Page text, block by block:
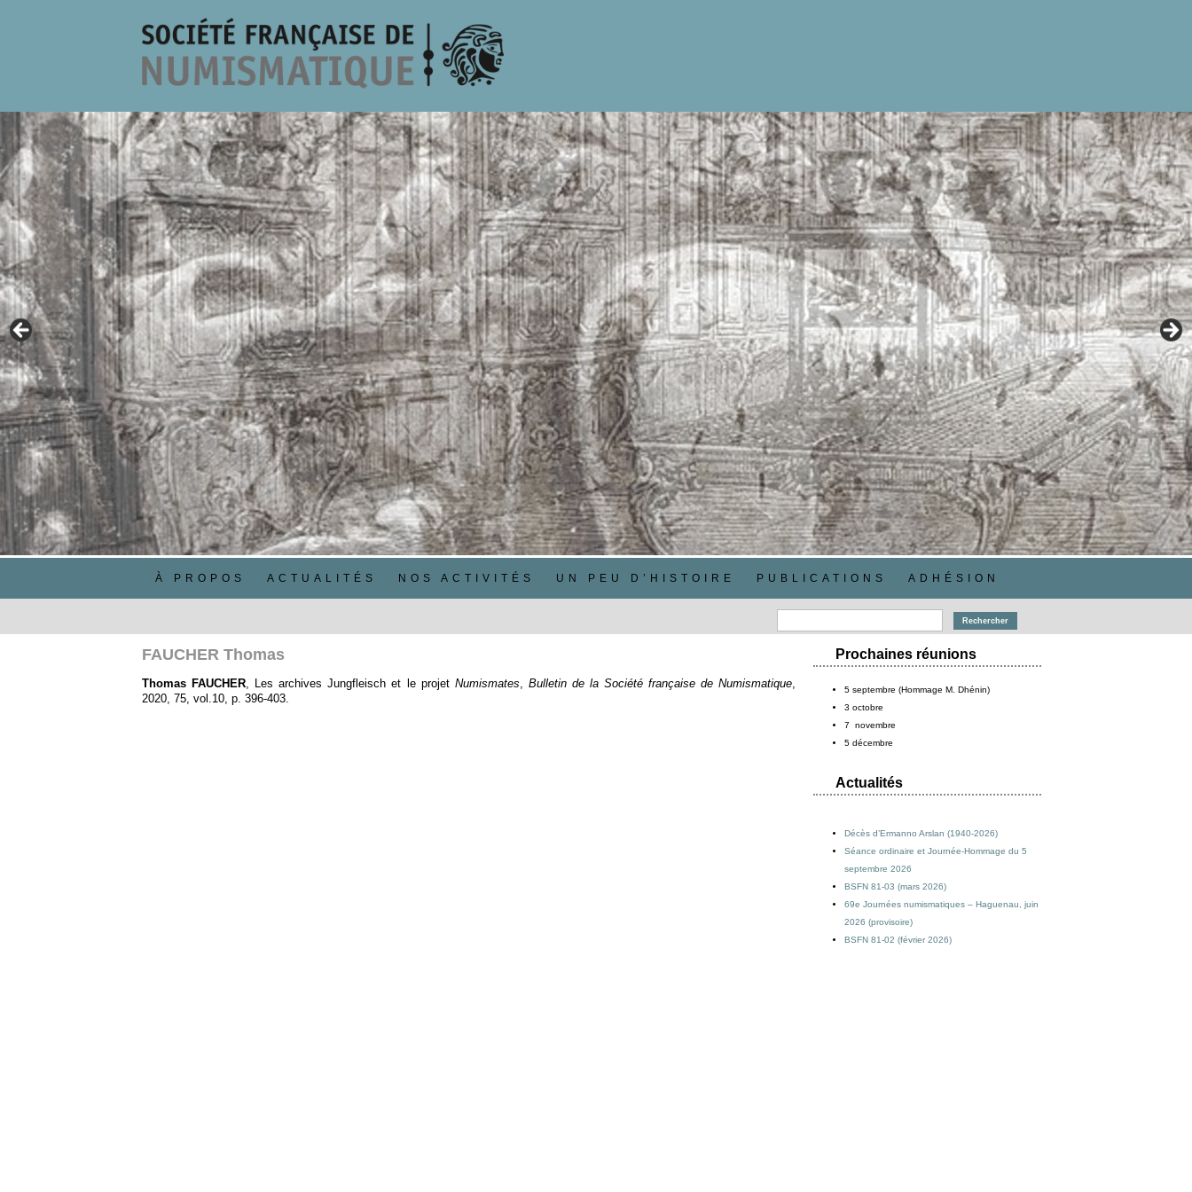
À PROPOS ACTUALITÉS NOS ACTIVITÉS UN PEU D’HISTOIRE PUBLICATIONS ADHÉSION
FAUCHER Thomas
Thomas FAUCHER, Les archives Jungfleisch et le projet Numismates, Bulletin de la Société française de Numismatique,
2020, 75, vol.10, p. 396‑403.
Prochaines réunions
5 septembre (Hommage M. Dhénin)
3 octobre
7 novembre
5 décembre
Actualités
Décès d’Ermanno Arslan (1940-2026)
Séance ordinaire et Journée-Hommage du 5
septembre 2026
BSFN 81-03 (mars 2026)
69e Journées numismatiques – Haguenau, juin
2026 (provisoire)
BSFN 81-02 (février 2026)